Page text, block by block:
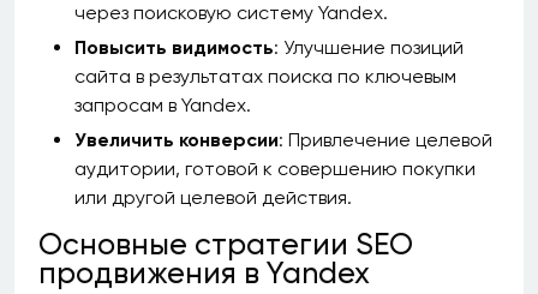
через поисковую систему Yandex.
Повысить видимость: Улучшение позиций
сайта в результатах поиска по ключевым
запросам в Yandex.
Увеличить конверсии: Привлечение целевой
аудитории, готовой к совершению покупки
или другой целевой действия.
Основные стратегии SEO
продвижения в Yandex